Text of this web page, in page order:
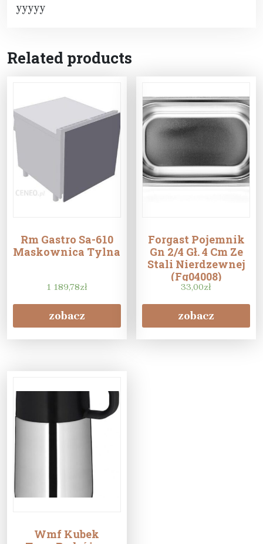
yyyyy
Related products
Rm Gastro Sa-610
Maskownica Tylna
1 189,78zł
zobacz
Forgast Pojemnik
Gn 2/4 Gł. 4 Cm Ze
Stali Nierdzewnej
(Fg04008)
33,00zł
zobacz
Wmf Kubek